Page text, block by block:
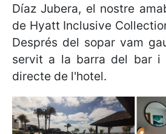
Díaz Jubera, el nostre
de Hyatt Inclusive
Després del sopar vam
servit a la barra del bar i
directe de l'hotel.